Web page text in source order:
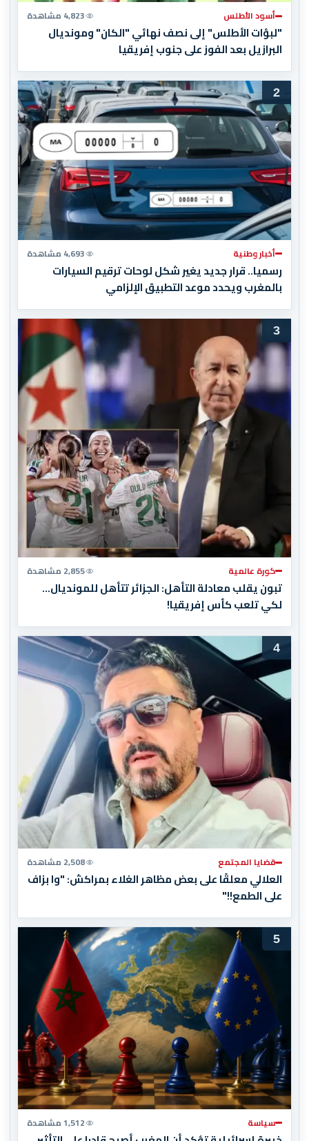
أسود الأطلس 4,823 مشاهدة
"لبؤات الأطلس" إلى نصف نهائي "الكان" ومونديال
البرازيل بعد الفوز على جنوب إفريقيا
2
أخبار وطنية 4,693 مشاهدة
رسميا.. قرار جديد يغير شكل لوحات ترقيم السيارات
بالمغرب ويحدد موعد التطبيق الإلزامي
3
كورة عالمية 2,855 مشاهدة
تبون يقلب معادلة التأهل: الجزائر تتأهل للمونديال…
لكي تلعب كأس إفريقيا!
4
قضايا المجتمع 2,508 مشاهدة
العلالي معلقًا على بعض مظاهر الغلاء بمراكش: "وا بزاف
على الطمع!!"
5
سياسة 1,512 مشاهدة